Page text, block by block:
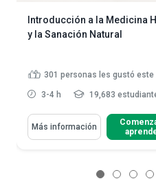
Introducción a la Medicina
y la Sanación Natural
301 personas les gustó este
3-4 h 19,683
Más información